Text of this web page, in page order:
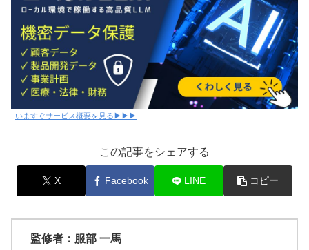
いますぐサービス概要を見る▶▶▶
この記事をシェアする
X Facebook LINE コピー
監修者：服部 一馬